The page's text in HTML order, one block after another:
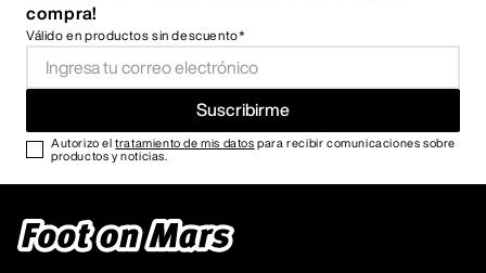
compra!
Válido en productos sin descuento*
Suscribirme
Autorizo eltratamiento de mis datos para recibir comunicaciones sobre
productos y noticias.